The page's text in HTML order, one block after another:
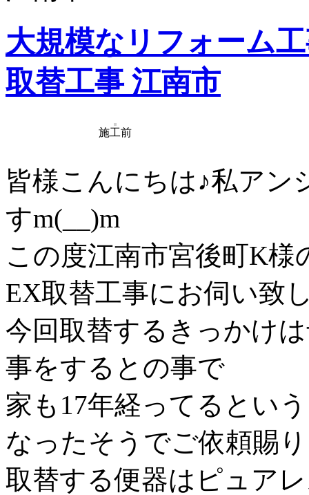
大規模なリフォーム
取替工事 江南市
施工前
皆様こんにちは♪私アン
すm(__)m
この度江南市宮後町K様
EX取替工事にお伺い致
今回取替するきっかけ
事をするとの事で
家も17年経ってるとい
なったそうでご依頼賜
取替する便器はピュア